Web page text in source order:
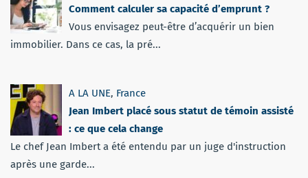
Comment calculer sa capacité d’emprunt ?
Vous envisagez peut-être d’acquérir un bien
immobilier. Dans ce cas, la pré...
A LA UNE, France
Jean Imbert placé sous statut de témoin assisté
: ce que cela change
Le chef Jean Imbert a été entendu par un juge d'instruction
après une garde...